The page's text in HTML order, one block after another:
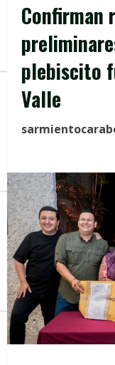
Confirman
plebiscito
Valle